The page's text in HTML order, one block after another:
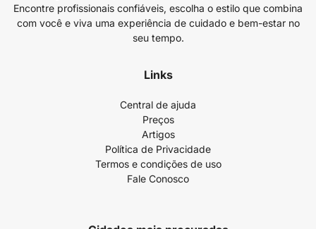
Encontre profissionais confiáveis, escolha o estilo que combina
com você e viva uma experiência de cuidado e bem-estar no
seu tempo.
Links
Central de ajuda
Preços
Artigos
Política de Privacidade
Termos e condições de uso
Fale Conosco